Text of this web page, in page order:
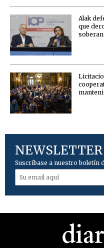
Alak
que
NEWSLETTER
Suscríbase a nuestro boletín